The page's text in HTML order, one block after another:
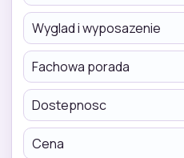
Wyglad i wyposazenie
Fachowa porada
Dostepnosc
Cena